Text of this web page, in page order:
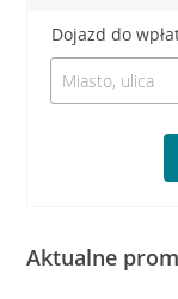
Dojazd do
Aktualne